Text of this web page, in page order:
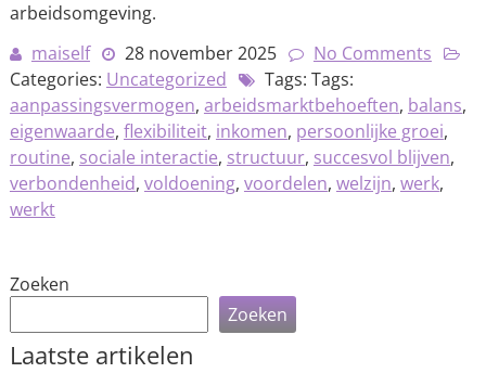
arbeidsomgeving.
maiself
28 november 2025
No Comments
Categories: Uncategorized
Tags: Tags:
aanpassingsvermogen, arbeidsmarktbehoeften, balans,
eigenwaarde, flexibiliteit, inkomen, persoonlijke groei,
routine, sociale interactie, structuur, succesvol blijven,
verbondenheid, voldoening, voordelen, welzijn, werk,
werkt
Zoeken
Zoeken
Laatste artikelen